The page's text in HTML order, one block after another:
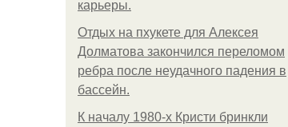
карьеры.
Отдых на пхукете для Алексея
Долматова закончился переломом
ребра после неудачного падения в
бассейн.
К началу 1980-х Кристи бринкли